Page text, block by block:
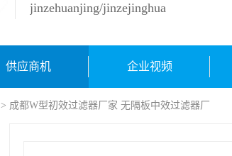
jinzehuanjing/jinzejinghua
供应商机 企业视频
> 成都W型初效过滤器厂家 无隔板中效过滤器厂